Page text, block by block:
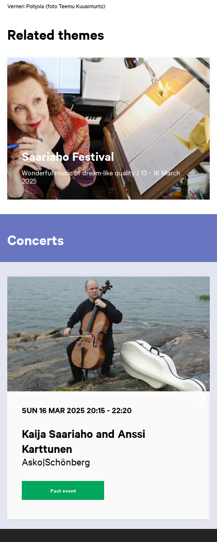
Verneri Pohjola (foto Teemu Kuusimurto)
Related themes
Saariaho Festival
Wonderful music of dream-like quality / 13 - 16 March
2025
Concerts
Kaija Saariaho and Anssi
Karttunen
Asko|Schönberg
SUN 16 MAR 202520:15 - 22:20
Past event